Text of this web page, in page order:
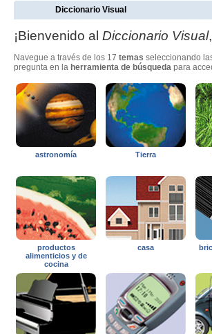
Diccionario Visual
¡Bienvenido al Diccionario Visual
Navegue a través de los 17 temas seleccionando
pregunta en la herramienta de búsqueda para
astronomía Tierra
productos
alimenticios y de
cocina
casa